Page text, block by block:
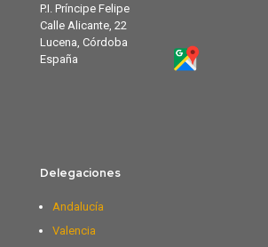
P.I. Príncipe Felipe
Calle Alicante, 22
Lucena, Córdoba
España
Delegaciones
Andalucía
Valencia